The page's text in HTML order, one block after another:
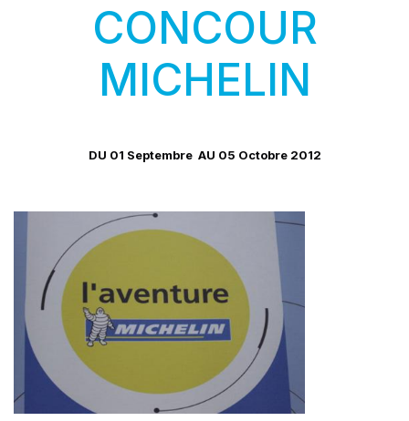
CONCOUR
MICHELIN
DU 01 Septembre AU 05 Octobre 2012